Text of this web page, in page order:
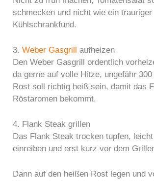
schmecken und nicht wie ein trauriger
Kühlschrankfund.
3.Weber Gasgrill aufheizen
Den Weber Gasgrill ordentlich
da gerne auf volle Hitze, ungefähr
Rost soll richtig heiß sein, damit das
Röstaromen bekommt.
4. Flank Steak grillen
Das Flank Steak trocken tupfen,
einreiben und erst kurz vor dem
Dann auf den heißen Rost legen und